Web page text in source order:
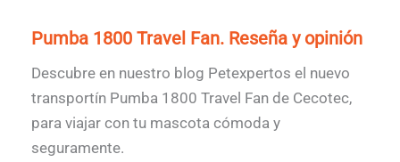
Pumba 1800 Travel Fan. Reseña y opinión
Descubre en nuestro blog Petexpertos el nuevo
transportín Pumba 1800 Travel Fan de Cecotec,
para viajar con tu mascota cómoda y
seguramente.